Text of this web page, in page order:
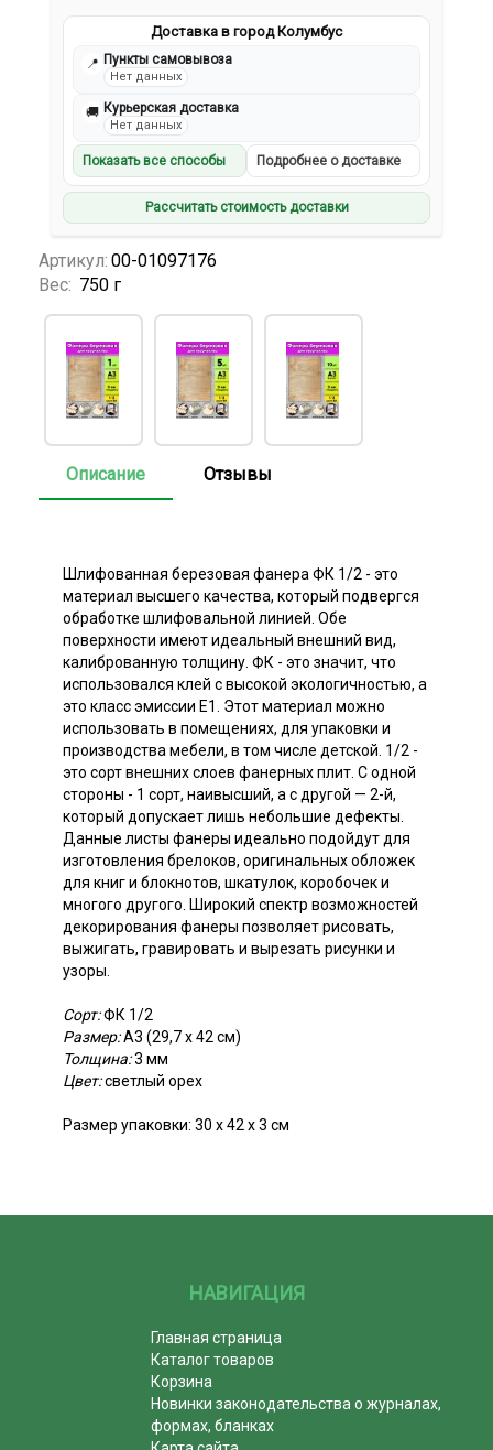
Доставка в город Колумбус
📍 Пункты самовывоза
Нет данных
🚚 Курьерская доставка
Нет данных
Показать все способы Подробнее о доставке
Рассчитать стоимость доставки
Артикул: 00-01097176
Вес: 750 г
Описание Отзывы
Шлифованная березовая фанера ФК 1/2 - это
материал высшего качества, который подвергся
обработке шлифовальной линией. Обе
поверхности имеют идеальный внешний вид,
калиброванную толщину. ФК - это значит, что
использовался клей с высокой экологичностью, а
это класс эмиссии Е1. Этот материал можно
использовать в помещениях, для упаковки и
производства мебели, в том числе детской. 1/2 -
это сорт внешних слоев фанерных плит. С одной
стороны - 1 сорт, наивысший, а с другой — 2-й,
который допускает лишь небольшие дефекты.
Данные листы фанеры идеально подойдут для
изготовления брелоков, оригинальных обложек
для книг и блокнотов, шкатулок, коробочек и
многого другого. Широкий спектр возможностей
декорирования фанеры позволяет рисовать,
выжигать, гравировать и вырезать рисунки и
узоры.
Сорт:ФК 1/2
Размер:А3 (29,7 х 42 см)
Толщина:3 мм
Цвет:светлый орех
Размер упаковки: 30 х 42 х 3 см
НАВИГАЦИЯ
Главная страница
Каталог товаров
Корзина
Новинки законодательства о журналах,
формах, бланках